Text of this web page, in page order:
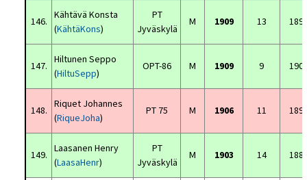
146.
Kähtävä Konsta
(KähtäKons)
PT
Jyväskylä
M 1909 13
147.
Hiltunen Seppo
(HiltuSepp)
OPT-86 M 1909 9
148.
Riquet Johannes
(RiqueJoha)
PT 75 M 1906 11
149.
Laasanen Henry
(LaasaHenr)
PT
Jyväskylä
M 1903 14